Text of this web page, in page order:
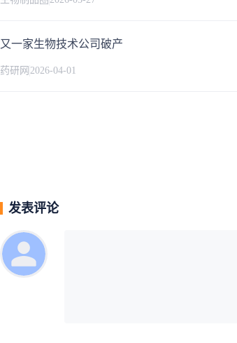
又一家生物技术公司破产
药研网 2026-04-01
发表评论